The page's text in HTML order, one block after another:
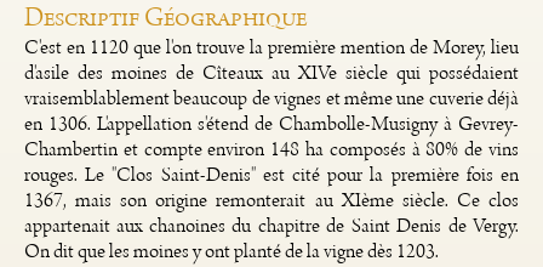
Descriptif Géographique
C'est en 1120 que l'on trouve la première mention de Morey, lieu
d'asile des moines de Cîteaux au XIVe siècle qui possédaient
vraisemblablement beaucoup de vignes et même une cuverie déjà
en 1306. L'appellation s'étend de Chambolle-Musigny à Gevrey-
Chambertin et compte environ 148 ha composés à 80% de vins
rouges. Le "Clos Saint-Denis" est cité pour la première fois en
1367, mais son origine remonterait au XIème siècle. Ce clos
appartenait aux chanoines du chapitre de Saint Denis de Vergy.
On dit que les moines y ont planté de la vigne dès 1203.